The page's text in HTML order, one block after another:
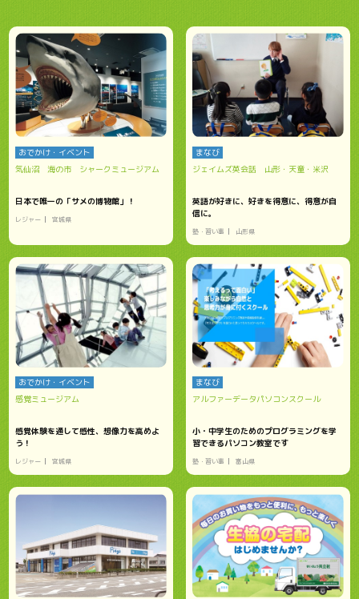
おでかけ・イベント
気仙沼 海の市 シャークミュージアム
日本で唯一の「サメの博物館」！
レジャー 宮城県
まなび
ジェイムズ英会話 山形・天童・米沢
英語が好きに、好きを得意に、得意が自
信に。
塾・習い事 山形県
おでかけ・イベント
感覚ミュージアム
感覚体験を通して感性、想像力を高めよ
う！
レジャー 宮城県
まなび
アルファーデータパソコンスクール
小・中学生のためのプログラミングを学
習できるパソコン教室です
塾・習い事 富山県